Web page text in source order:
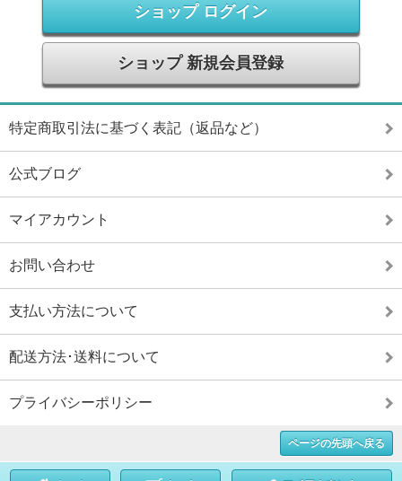
ショップ ログイン
ショップ 新規会員登録
特定商取引法に基づく表記（返品など）
公式ブログ
マイアカウント
お問い合わせ
支払い方法について
配送方法･送料について
プライバシーポリシー
ページの先頭へ戻る